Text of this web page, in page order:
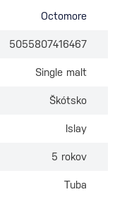
Octomore
5055807416467
Single malt
Škótsko
Islay
5 rokov
Tuba